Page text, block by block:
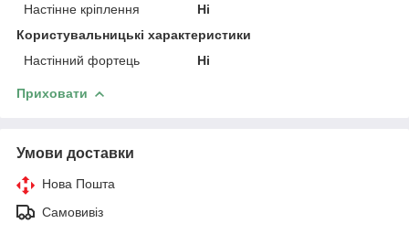
Настінне кріплення
Ні
Користувальницькі характеристики
Настінний фортець
Ні
Приховати
Умови доставки
Нова Пошта
Самовивіз